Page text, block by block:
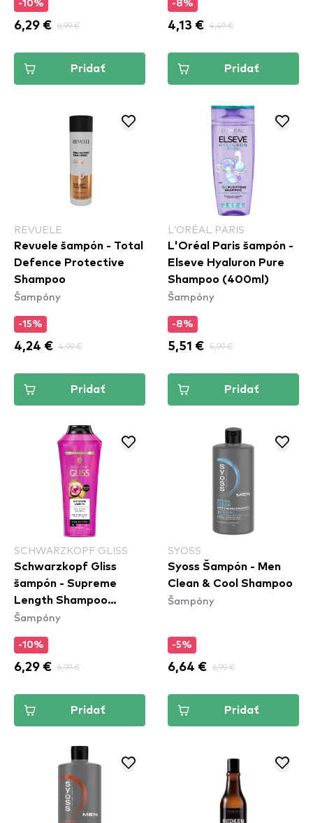
-10%
6,29 € 6,99 €
Pridať
-8%
4,13 € 4,49 €
Pridať
REVUELE
Revuele šampón - Total
Defence Protective
Shampoo
Šampóny
-15%
4,24 € 4,99 €
Pridať
L’ORÉAL PARIS
L'Oréal Paris šampón -
Elseve Hyaluron Pure
Shampoo (400ml)
Šampóny
-8%
5,51 € 5,99 €
Pridať
SCHWARZKOPF GLISS
Schwarzkopf Gliss
šampón - Supreme
Length Shampoo
(400ml)
Šampóny
-10%
6,29 € 6,99 €
Pridať
SYOSS
Syoss Šampón - Men
Clean & Cool Shampoo
Šampóny
-5%
6,64 € 6,99 €
Pridať